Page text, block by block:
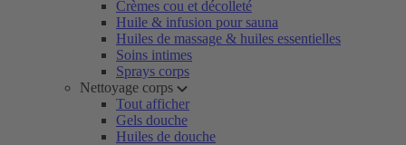
Crèmes cou et décolleté
Huile & infusion pour sauna
Huiles de massage & huiles essentielles
Soins intimes
Sprays corps
Nettoyage corps
Tout afficher
Gels douche
Huiles de douche